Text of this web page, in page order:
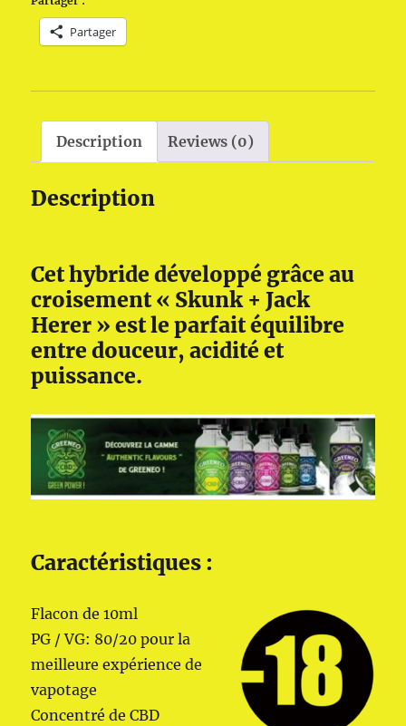
quantityPartager
Description Reviews (0)
Description
Cet hybride développé grâce au
croisement « Skunk + Jack
Herer » est le parfait équilibre
entre douceur, acidité et
puissance.
Caractéristiques :
Flacon de 10ml
PG / VG: 80/20 pour la
meilleure expérience de
vapotage
Concentré de CBD